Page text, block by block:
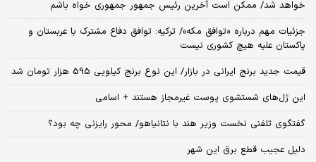
خواهد شد/ ممکن است آخرین رئیس‌ جمهور جمهوری خواه باشم
جزئیات مهم درباره «توافق مکه»/ ترکیه‌: توافق دفاع مشترک با عربستان و
پاکستان علیه هیچ کشوری نیست
قیمت جدید برنج ایرانی در بازار/ این نوع برنج کیلویی 595 هزار تومان شد
این ژل‌های شستشوی پوست غیرمجاز هستند + اسامی
گفتگوی تلفنی نخست وزیر هند با نتانیاهو/ محور رایزنی چه بود؟
دلیل عجیب قطع برق این شهر